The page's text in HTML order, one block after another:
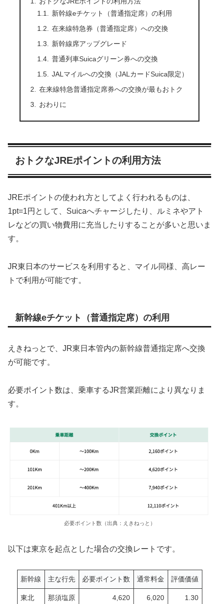
新幹線eチケット（普通指定席）の利用
在来線特急券（普通指定席）への交換
新幹線席アップグレード
普通列車Suicaグリーン券への交換
JALマイルへの交換（JALカードSuica限定）
在来線特急普通指定席券への交換が最もおトク
おわりに
おトクなJREポイントの利用方法
JREポイントの使われ方としてよく行われるものは、
1pt=1円として、Suicaへチャージしたり、ルミネやアト
レなどの買い物費用に充当したりすることが多いと思いま
す。
JR東日本のサービスを利用すると、マイル同様、高レー
トで利用が可能です。
新幹線eチケット（普通指定席）の利用
えきねっとで、JR東日本管内の新幹線普通指定席へ交換
が可能です。
必要ポイント数は、乗車するJR営業距離により異なりま
す。
必要ポイント数（出典：えきねっと）
以下は東京を起点とした場合の交換レートです。
新幹線 主な行先 必要ポイント数 通常料金 評価価値
東北 那須塩原 4,620 6,020 1.30